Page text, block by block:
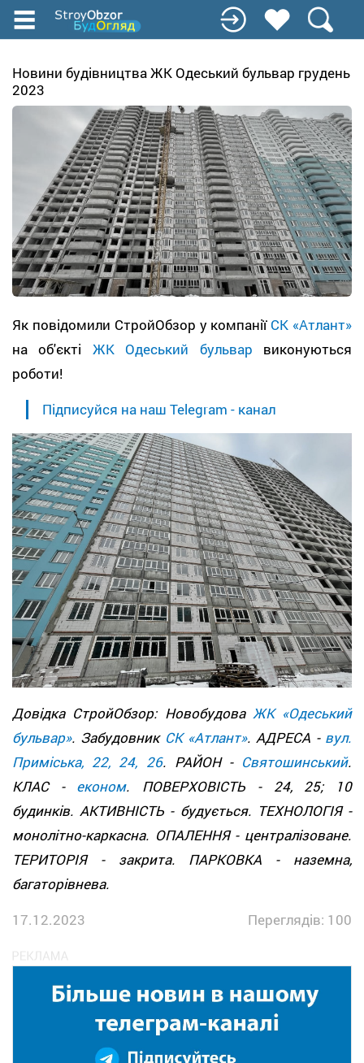
Перейти
до
вмісту
Новини будівництва ЖК Одеський бульвар грудень
2023
Як повідомили СтройОбзор у компанії СК «Атлант»
на об'єкті ЖК Одеський бульвар виконуються
роботи!
Підписуйся на наш Telegram - канал
Довідка СтройОбзор: Новобудова ЖК «Одеський
бульвар». Забудовник СК «Атлант». АДРЕСА - вул.
Приміська, 22, 24, 26. РАЙОН - Святошинський.
КЛАС - економ. ПОВЕРХОВІСТЬ - 24, 25; 10
будинків. АКТИВНІСТЬ - будується. ТЕХНОЛОГІЯ -
монолітно-каркасна. ОПАЛЕННЯ - централізоване.
ТЕРИТОРІЯ - закрита. ПАРКОВКА - наземна,
багаторівнева.
17.12.2023
Переглядів: 100